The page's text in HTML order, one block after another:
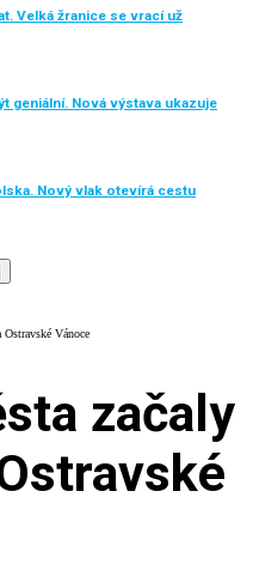
Velká žranice se vrací už
geniální. Nová výstava ukazuje
Nový vlak otevírá cestu
Vánoce
začaly